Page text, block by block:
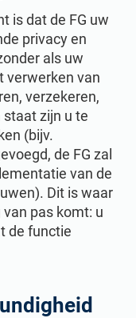
is dat de FG uw
privacy en
als uw
verwerken van
verzekeren,
staat zijn u te
(bijv.
de FG zal
van de
Dit is waar
pas komt: u
de functie